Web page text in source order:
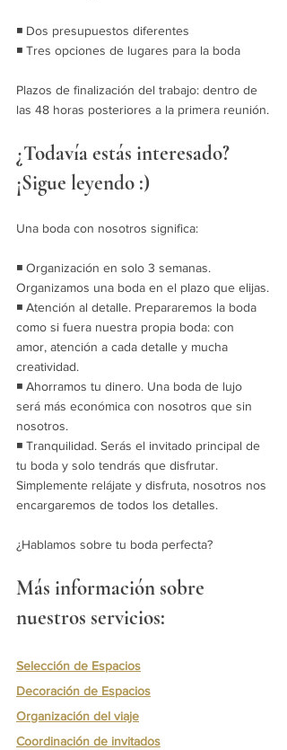
◾ Dos presupuestos diferentes
◾ Tres opciones de lugares para la boda
Plazos de finalización del trabajo: dentro de
las 48 horas posteriores a la primera reunión.
¿Todavía estás interesado?
¡Sigue leyendo :)
Una boda con nosotros significa:
◾ Organización en solo 3 semanas.
Organizamos una boda en el plazo que elijas.
◾ Atención al detalle. Prepararemos la boda
como si fuera nuestra propia boda: con
amor, atención a cada detalle y mucha
creatividad.
◾ Ahorramos tu dinero. Una boda de lujo
será más económica con nosotros que sin
nosotros.
◾ Tranquilidad. Serás el invitado principal de
tu boda y solo tendrás que disfrutar.
Simplemente relájate y disfruta, nosotros nos
encargaremos de todos los detalles.
¿Hablamos sobre tu boda perfecta?
Más información sobre
nuestros servicios:
Selección de Espacios
Decoración de Espacios
Organización del viaje
Coordinación de invitados